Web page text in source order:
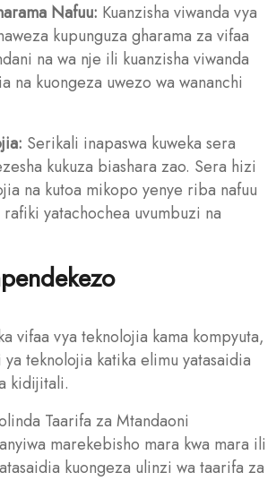
Nafuu: Kuanzisha viwanda vya
kupunguza gharama za vifaa
na wa nje ili kuanzisha viwanda
kuongeza uwezo wa wananchi
Serikali inapaswa kuweka sera
kukuza biashara zao. Sera hizi
na kutoa mikopo yenye riba nafuu
yatachochea uvumbuzi na
vifaa vya teknolojia kama kompyuta,
teknolojia katika elimu yatasaidia
kidijitali.
Taarifa za Mtandaoni
marekebisho mara kwa mara ili
kuongeza ulinzi wa taarifa za